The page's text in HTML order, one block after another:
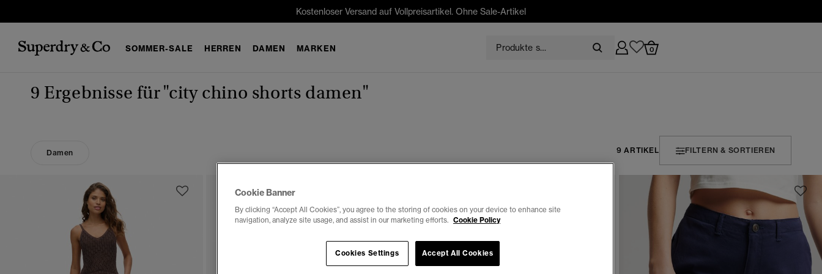
Kostenloser Versand auf Vollpreisartikel. Ohne Sale-Artikel
SOMMER-SALE HERREN DAMEN MARKEN 0
9 Ergebnisse für"city chino shorts damen"
Damen 9 ARTIKEL FILTERN & SORTIEREN
Cookie Banner
By clicking “Accept All Cookies”, you agree to the storing of cookies on your device to enhance site
navigation, analyze site usage, and assist in our marketing efforts. Cookie Policy
Accept All Cookies
Cookies Settings